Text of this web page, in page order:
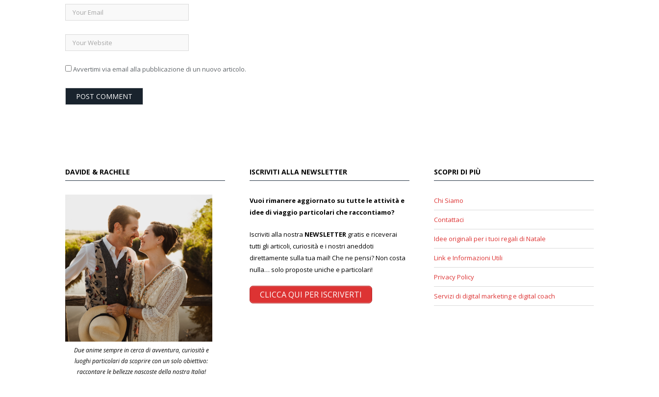
Avvertimi via email alla pubblicazione di un nuovo articolo.
DAVIDE & RACHELE
Due anime sempre in cerca di avventura, curiosità e
luoghi particolari da scoprire con un solo obiettivo:
raccontare le bellezze nascoste della nostra Italia!
ISCRIVITI ALLA NEWSLETTER
Vuoi rimanere aggiornato su tutte le attività e
idee di viaggio particolari che raccontiamo?
Iscriviti alla nostra NEWSLETTER gratis e riceverai
tutti gli articoli, curiosità e i nostri aneddoti
direttamente sulla tua mail! Che ne pensi? Non costa
nulla… solo proposte uniche e particolari!
CLICCA QUI PER ISCRIVERTI
SCOPRI DI PIÙ
Chi Siamo
Contattaci
Idee originali per i tuoi regali di Natale
Link e Informazioni Utili
Privacy Policy
Servizi di digital marketing e digital coach